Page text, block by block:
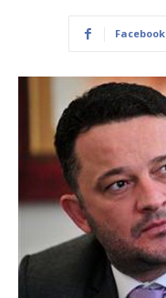
Facebook